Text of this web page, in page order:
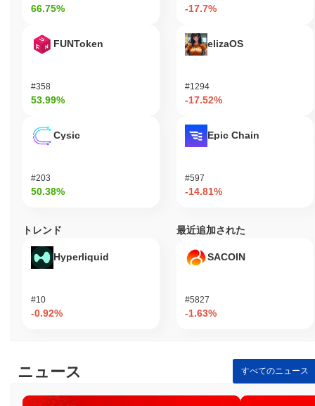
あります。 プロジェクトはまた、2023年10月時点でコミュニテ
り、分散型意思決定へのコミットメントを示しています。さら
に、Saad Boiはさまざまなプラットフォームとのパートナーシッ
の継続的な関連性を支持しています。
Saad Boiは、暗号コミュニティ内の消費者や愛好者を主な対象と
レットや教育資料など、シームレスな相互作用とプラットフォー
ムの理解をサポートするための重要なツールとリソースを提供し
エコシステムにとって不可欠です。彼らはコラボレーションや革
献します。これには、アプリケーションやサービスの開発を促進
するAPIやSDKへのアクセスが含まれ、全体的なユーザー体験を
Saad Boiは参加、創造性、分散型技術の進展を促進する活気ある
コミュニティを育成することを目指しています。
性を維持する責任を持つプルーフ・オブ・ステーク（PoS）コン
センサスメカニズムを利用しています。このモデルでは、参加者
は一定量のSaad Boiトークンをステーキングすることでバリデー
66.75%
FUNToken
#358
53.99%
Cysic
#203
50.38%
-17.7%
elizaOS
#1294
-17.52%
Epic Chain
#597
-14.81%
トレンド
Hyperliquid
#10
-0.92%
最近追加された
SACOIN
#5827
-1.63%
ニュース すべてのニュース